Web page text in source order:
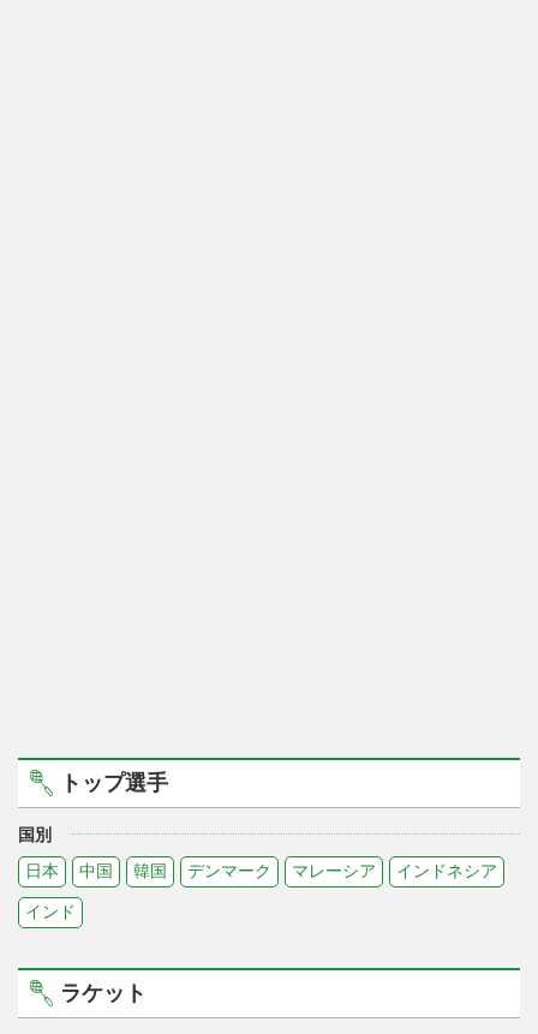
トップ選手
国別
日本
中国 韓国 デンマーク マレーシア インドネシア
インド
ラケット